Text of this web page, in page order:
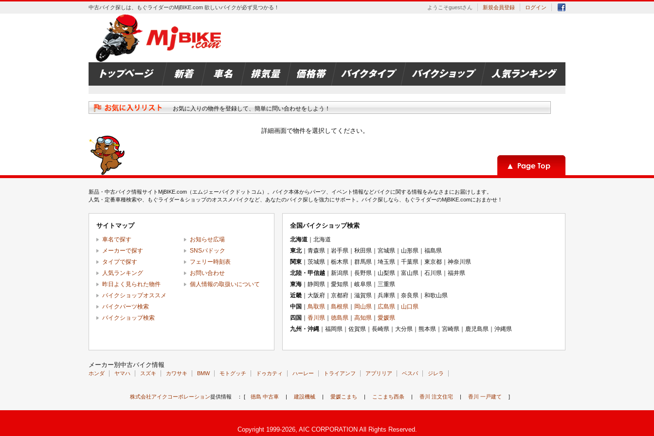
中古バイク探しは、もぐライダーのMjBIKE.com 欲しいバイクが必ず見つかる！ ようこそguestさん 新規会員登録 ログイン
お気に入りの物件を登録して、簡単に問い合わせをしよう！
詳細画面で物件を選択してください。
新品・中古バイク情報サイトMjBIKE.com（エムジェーバイクドットコム）。バイク本体からパーツ、イベント情報などバイクに関する情報をみなさまにお届けします。
人気・定番車種検索や、もぐライダー＆ショップのオススメバイクなど、あなたのバイク探しを強力にサポート。バイク探しなら、もぐライダーのMjBIKE.comにおまかせ！
サイトマップ
車名で探す
メーカーで探す
タイプで探す
人気ランキング
昨日よく見られた物件
バイクショップオススメ
バイクパーツ検索
バイクショップ検索
お知らせ広場
SNSパドック
フェリー時刻表
お問い合わせ
個人情報の取扱いについて
全国バイクショップ検索
北海道 ｜北海道
東北｜青森県｜岩手県｜秋田県｜宮城県｜山形県｜福島県
関東 ｜茨城県｜栃木県｜群馬県｜埼玉県｜千葉県｜東京都｜神奈川県
北陸・甲信越 ｜新潟県｜長野県｜山梨県｜富山県｜石川県｜福井県
東海 ｜静岡県｜愛知県｜岐阜県｜三重県
近畿 ｜大阪府｜京都府｜滋賀県｜兵庫県｜奈良県｜和歌山県
中国
鳥取県 島根県 岡山県 広島県
山口県
四国
香川県 徳島県 高知県
愛媛県
九州・沖縄 ｜福岡県｜佐賀県｜長崎県｜大分県｜熊本県｜宮崎県｜鹿児島県｜沖縄県
メーカー別中古バイク情報
ホンダ ヤマハ スズキ カワサキ BMW モトグッチ ドゥカティ ハーレー トライアンフ アプリリア ベスパ ジレラ
株式会社アイクコーポレーション提供情報 ： [ 徳島 中古車| 建設機械| 愛媛こまち | ここまち西条| 香川 注文住宅| 香川 一戸建て ]
Copyright 1999-2026, AIC CORPORATION All Rights Reserved.